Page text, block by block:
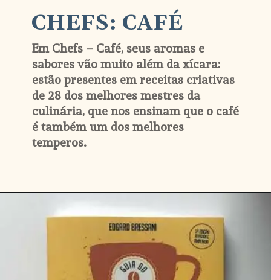
CHEFS: CAFÉ
Em Chefs – Café, seus aromas e
sabores vão muito além da xícara:
estão presentes em receitas criativas
de 28 dos melhores mestres da
culinária, que nos ensinam que o café
é também um dos melhores
temperos.